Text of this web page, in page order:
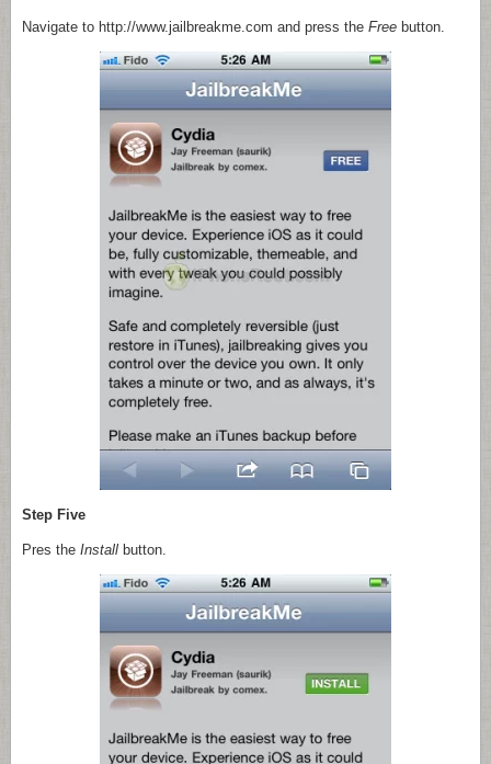
Navigate to http://www.jailbreakme.com and press the Free button.
Step Five
Pres the Install button.